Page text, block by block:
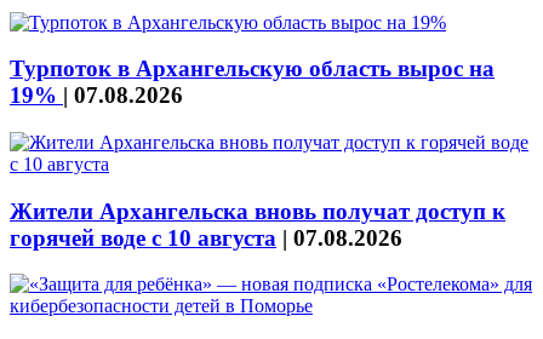
Турпоток в Архангельскую область вырос на
19% | 07.08.2026
Жители Архангельска вновь получат доступ к
горячей воде с 10 августа | 07.08.2026